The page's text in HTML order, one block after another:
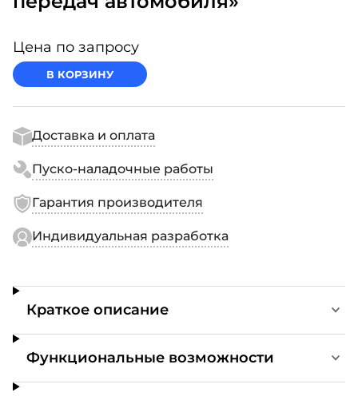
Цена по запросу
В КОРЗИНУ
Доставка и оплата
Пуско-наладочные работы
Гарантия производителя
Индивидуальная разработка
Краткое описание
Функциональные возможности